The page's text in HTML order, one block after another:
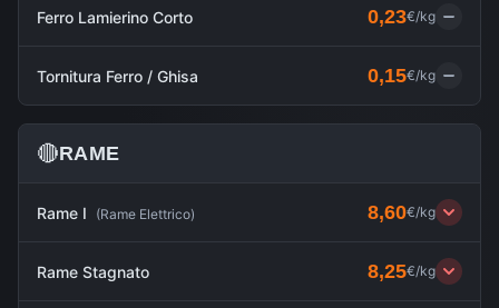
Ferro Lamierino Corto 0,23€/kg
Tornitura Ferro / Ghisa 0,15€/kg
🔴RAME
Rame I (Rame Elettrico) 8,60€/kg
Rame Stagnato 8,25€/kg